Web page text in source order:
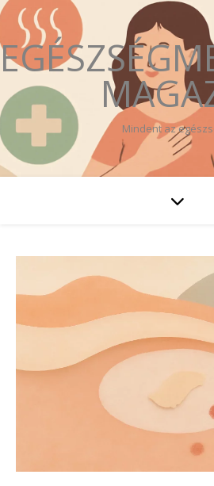
Mindent az